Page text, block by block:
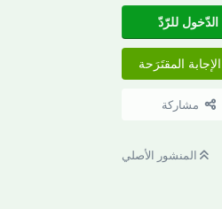
الدّخول للرّدّ
الإجابة المقتَرَحة
مشاركة
المنشور الأصلي